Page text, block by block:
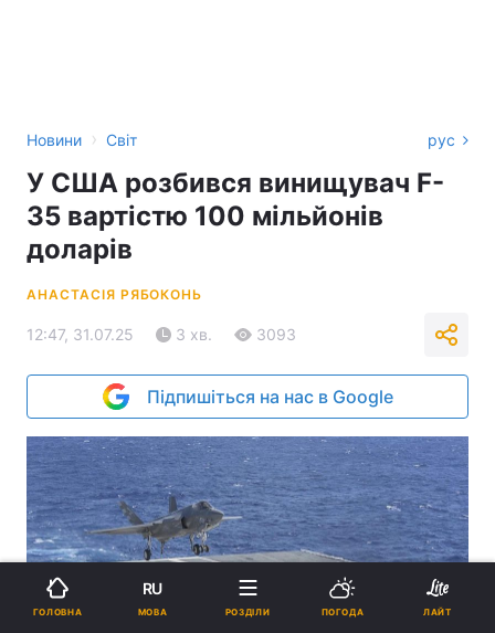
Новини › Світ рус
У США розбився винищувач F-
35 вартістю 100 мільйонів
доларів
АНАСТАСІЯ РЯБОКОНЬ
12:47, 31.07.25 3 хв. 3093
Підпишіться на нас в Google
ГОЛОВНА
RU
МОВА РОЗДІЛИ ПОГОДА ЛАЙТ